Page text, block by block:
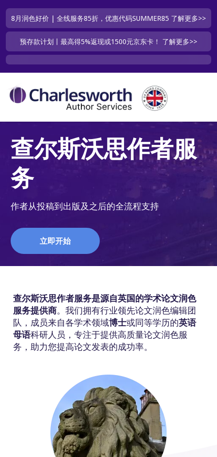
8月润色好价 | 全线服务85折，优惠代码SUMMER85 了解更多>>
预存款计划丨最高得5%返现或1500元京东卡！ 了解更多>>
查尔斯沃思作者服
务
作者从投稿到出版及之后的全流程支持
立即开始
查尔斯沃思作者服务是源自英国的学术论文润色
服务提供商。我们拥有行业领先论文润色编辑团
队，成员来自各学术领域博士或同等学历的英语
母语科研人员，专注于提供高质量论文润色服
务，助力您提高论文发表的成功率。